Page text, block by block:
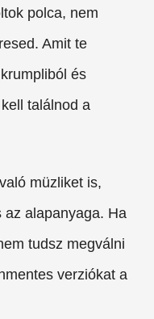
polca, nem
Amit te
és
találnod a
müzliket is,
az alapanyaga. Ha
tudsz megválni
verziókat a